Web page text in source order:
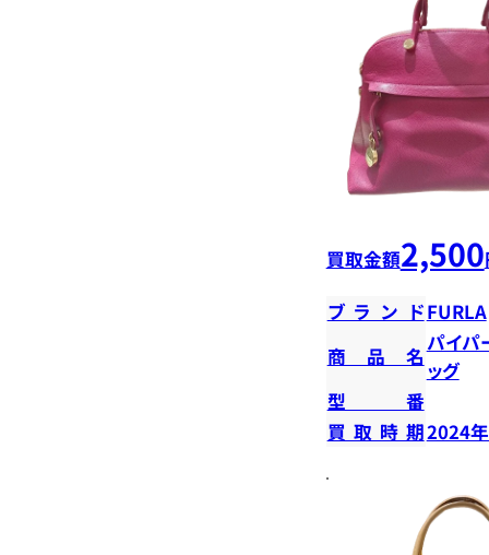
買取金額2,500
ブランドFURLA
商品名
パイ
ッグ
型番
買取時期2024